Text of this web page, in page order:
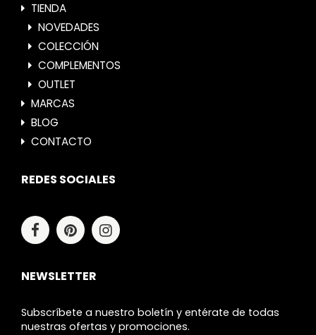
TIENDA
NOVEDADES
COLECCIÓN
COMPLEMENTOS
OUTLET
MARCAS
BLOG
CONTACTO
REDES SOCIALES
NEWSLETTER
Subscríbete a nuestro boletín y entérate de todas
nuestras ofertas y promociones.